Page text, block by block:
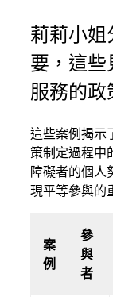
莉莉小
要，這些
服務的政
這些案例揭示
策制定過程中
障礙者的個人
現平等參與的
案
例
參
與
者